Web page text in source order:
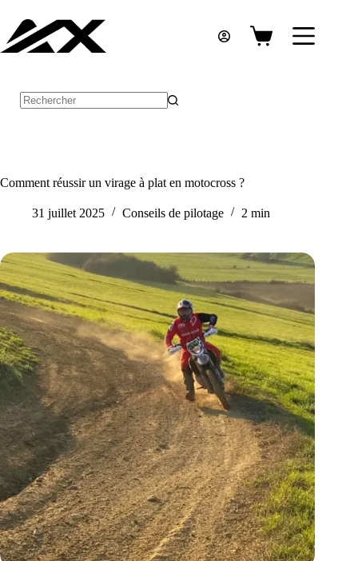
contenu
Panier
Comment réussir un virage à plat en motocross ?
31 juillet 2025 Conseils de pilotage 2 min